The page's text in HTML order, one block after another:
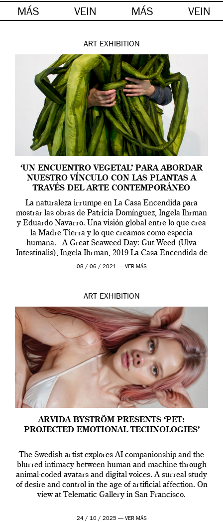
MÁS VEIN MÁS VEIN
ART EXHIBITION
‘UN ENCUENTRO VEGETAL’ PARA ABORDAR
NUESTRO VÍNCULO CON LAS PLANTAS A
TRAVÉS DEL ARTE CONTEMPORÁNEO
La naturaleza irrumpe en La Casa Encendida para
mostrar las obras de Patricia Domínguez, Ingela Ihrman
y Eduardo Navarro. Una visión global entre lo que crea
la Madre Tierra y lo que creamos como especia
humana. A Great Seaweed Day: Gut Weed (Ulva
Intestinalis), Ingela Ihrman, 2019 La Casa Encendida de
Madrid y la Wellcome […]
08 / 06 / 2021 — VER MÁS
ART EXHIBITION
ARVIDA BYSTRÖM PRESENTS ‘PET:
PROJECTED EMOTIONAL TECHNOLOGIES’
The Swedish artist explores AI companionship and the
blurred intimacy between human and machine through
animal-coded avatars and digital voices. A surreal study
of desire and control in the age of artificial affection. On
view at Telematic Gallery in San Francisco.
24 / 10 / 2025 — VER MÁS